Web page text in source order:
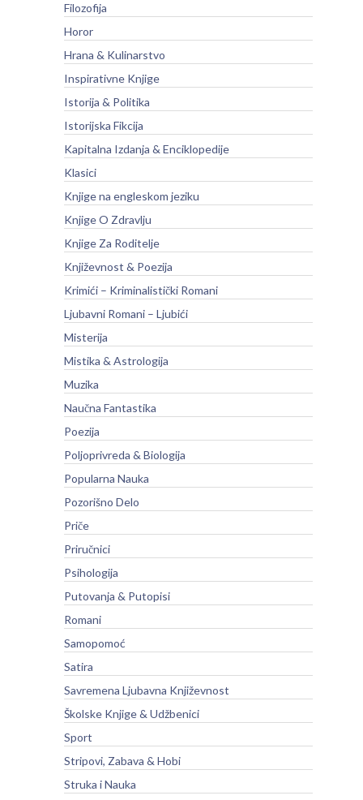
Filozofija
Horor
Hrana & Kulinarstvo
Inspirativne Knjige
Istorija & Politika
Istorijska Fikcija
Kapitalna Izdanja & Enciklopedije
Klasici
Knjige na engleskom jeziku
Knjige O Zdravlju
Knjige Za Roditelje
Književnost & Poezija
Krimići – Kriminalistički Romani
Ljubavni Romani – Ljubići
Misterija
Mistika & Astrologija
Muzika
Naučna Fantastika
Poezija
Poljoprivreda & Biologija
Popularna Nauka
Pozorišno Delo
Priče
Priručnici
Psihologija
Putovanja & Putopisi
Romani
Samopomoć
Satira
Savremena Ljubavna Književnost
Školske Knjige & Udžbenici
Sport
Stripovi, Zabava & Hobi
Struka i Nauka